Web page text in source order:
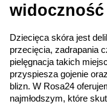
Dziecięca skóra jest
przecięcia, zadrapania
pielęgnacja takich
przyspiesza gojenie
blizn. W Rosa24
najmłodszym, które